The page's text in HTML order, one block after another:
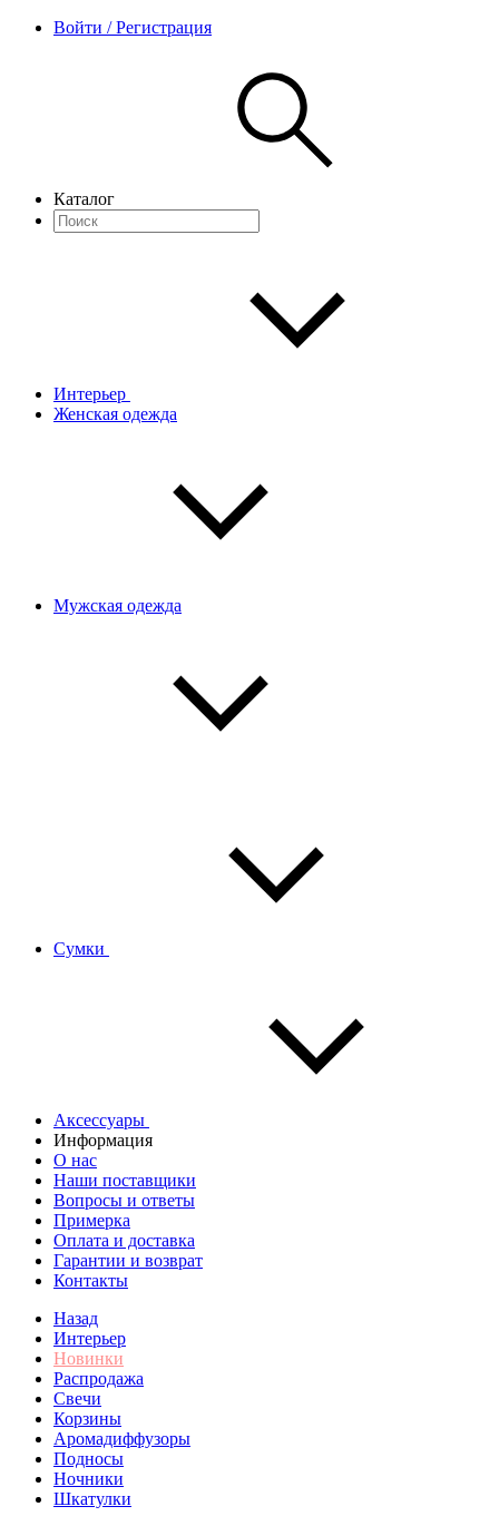
Войти / Регистрация
Каталог
Интерьер
Женская одежда
Мужская одежда
Сумки
Аксессуары
Информация
О нас
Наши поставщики
Вопросы и ответы
Примерка
Оплата и доставка
Гарантии и возврат
Контакты
Назад
Интерьер
Новинки
Распродажа
Свечи
Корзины
Аромадиффузоры
Подносы
Ночники
Шкатулки